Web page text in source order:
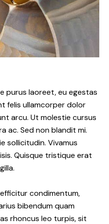
purus laoreet, eu egestas
felis ullamcorper dolor
arcu. Ut molestie cursus
ac. Sed non blandit mi.
sollicitudin. Vivamus
Quisque tristique erat
condimentum,
bibendum quam
rhoncus leo turpis, sit